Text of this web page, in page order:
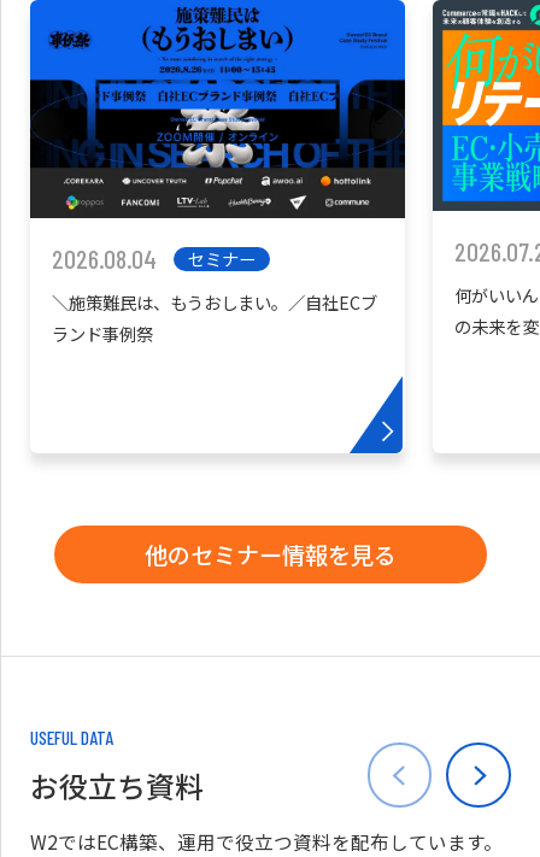
2026.08.04
セミナー
＼施策難民は、もうおしまい。／自社ECブ
ランド事例祭
何がいい
の未来を
他のセミナー情報を見る
USEFUL DATA
お役立ち資料
W2ではEC構築、運用で役立つ資料を配布しています。